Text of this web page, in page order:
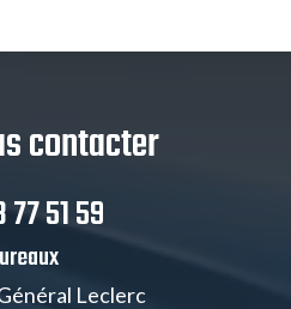
contacter
51 59
Leclerc